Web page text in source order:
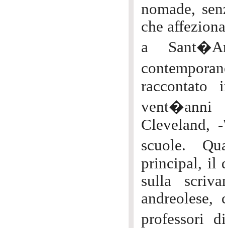
nomade,
che
a
Cleveland,
scuole.
principal, il
sulla
professori